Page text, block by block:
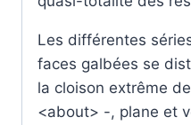
Les différentes
faces galbées se
la cloison extrême
<about> -, plane et